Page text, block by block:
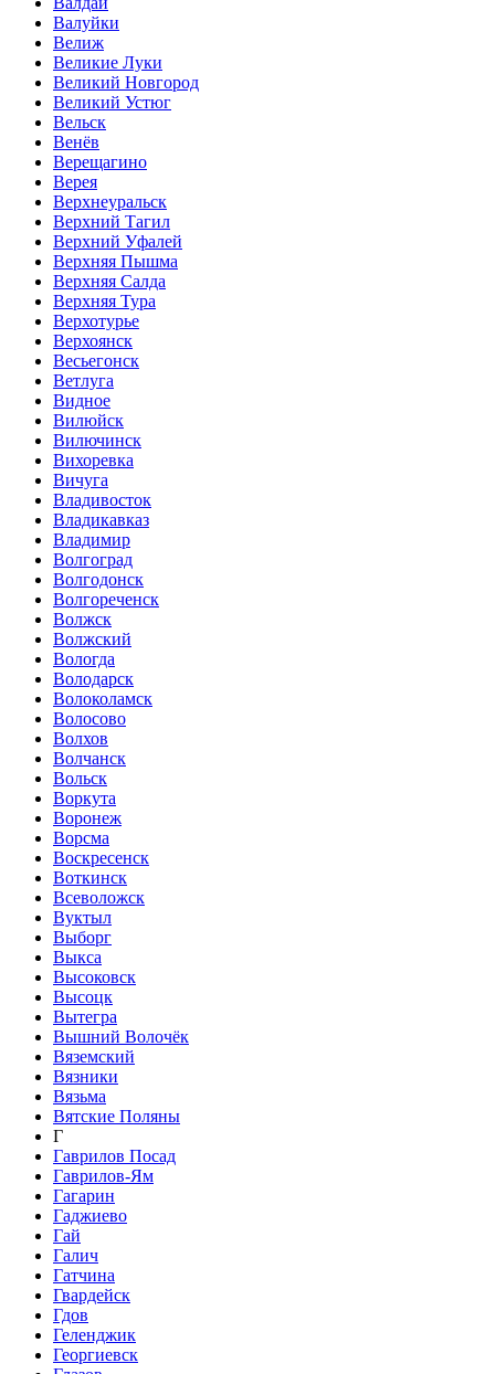
Валуйки
Велиж
Великие Луки
Великий Новгород
Великий Устюг
Вельск
Венёв
Верещагино
Верея
Верхнеуральск
Верхний Тагил
Верхний Уфалей
Верхняя Пышма
Верхняя Салда
Верхняя Тура
Верхотурье
Верхоянск
Весьегонск
Ветлуга
Видное
Вилюйск
Вилючинск
Вихоревка
Вичуга
Владивосток
Владикавказ
Владимир
Волгоград
Волгодонск
Волгореченск
Волжск
Волжский
Вологда
Володарск
Волоколамск
Волосово
Волхов
Волчанск
Вольск
Воркута
Воронеж
Ворсма
Воскресенск
Воткинск
Всеволожск
Вуктыл
Выборг
Выкса
Высоковск
Высоцк
Вытегра
Вышний Волочёк
Вяземский
Вязники
Вязьма
Вятские Поляны
Г
Гаврилов Посад
Гаврилов-Ям
Гагарин
Гаджиево
Гай
Галич
Гатчина
Гвардейск
Гдов
Геленджик
Георгиевск